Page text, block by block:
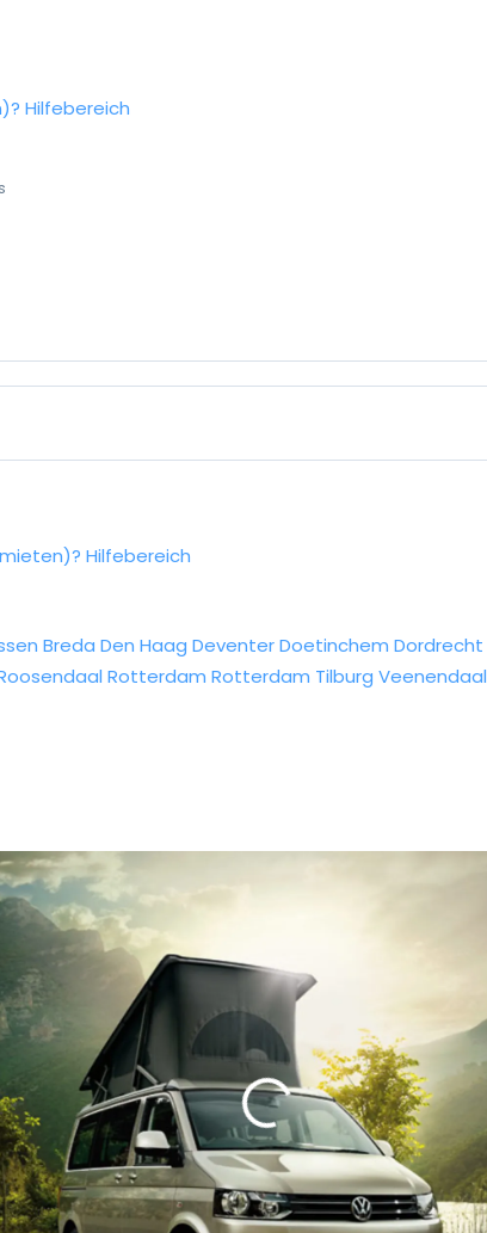
Hilfebereich
Hilfebereich
Breda Den Haag DeventerDoetinchem Dordrecht
Rotterdam Rotterdam Tilburg Veenendaal